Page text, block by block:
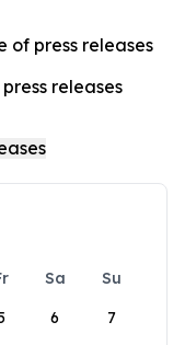
of press releases
releases
Sa
Su
6 7